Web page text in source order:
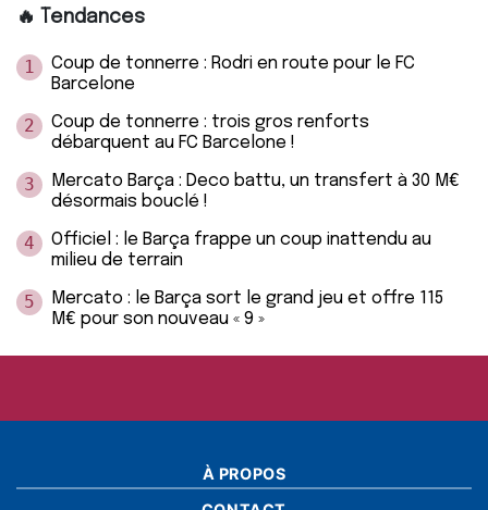
🔥 Tendances
1
Coup de tonnerre : Rodri en route pour le FC
Barcelone
2
Coup de tonnerre : trois gros renforts
débarquent au FC Barcelone !
3
Mercato Barça : Deco battu, un transfert à 30 M€
désormais bouclé !
4
Officiel : le Barça frappe un coup inattendu au
milieu de terrain
5
Mercato : le Barça sort le grand jeu et offre 115
M€ pour son nouveau « 9 »
À PROPOS